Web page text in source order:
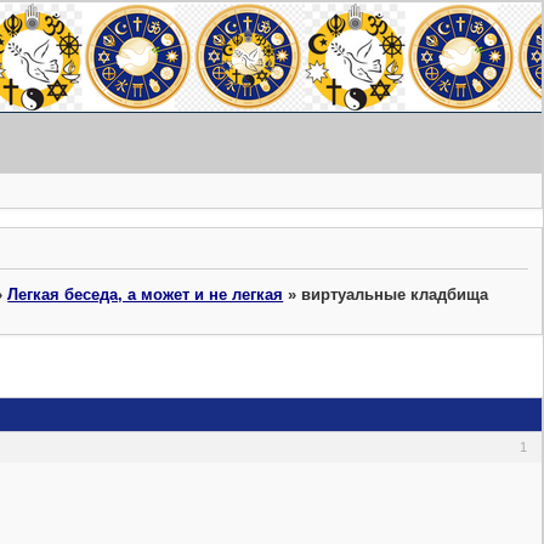
Легкая беседа, а может и не легкая » виртуальные кладбища
1